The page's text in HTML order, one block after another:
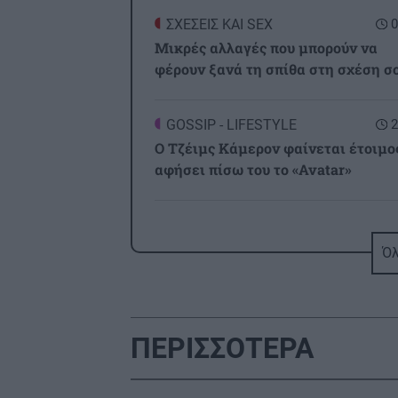
ΣΧΕΣΕΙΣ ΚΑΙ SEX
Μικρές αλλαγές που μπορούν να
φέρουν ξανά τη σπίθα στη σχέση
GOSSIP - LIFESTYLE
Ο Τζέιμς Κάμερον φαίνεται
αφήσει πίσω του το «Avatar»
Έφτιαξε ηλιακό γιοτ με $20.000 και
διένυσε 3.000 ναυτικά μίλια χωρίς
ΣΠΙΤΙ
ΠΕΡΙΣΣΟΤΕΡΑ